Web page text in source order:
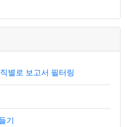
별로 보고서 필터링
기